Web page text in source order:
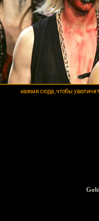
нажми сюда, чтобы